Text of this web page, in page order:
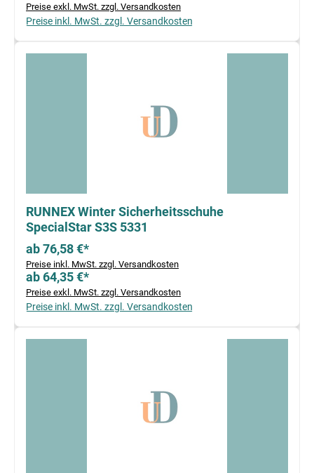
Preise exkl. MwSt. zzgl. Versandkosten
Preise inkl. MwSt. zzgl. Versandkosten
RUNNEX Winter Sicherheitsschuhe
SpecialStar S3S 5331
ab 76,58 €*
Preise inkl. MwSt. zzgl. Versandkosten
ab 64,35 €*
Preise exkl. MwSt. zzgl. Versandkosten
Preise inkl. MwSt. zzgl. Versandkosten